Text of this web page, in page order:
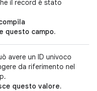
il record è stato
questo campo.
avere un ID univoco
da riferimento nel
questo valore.